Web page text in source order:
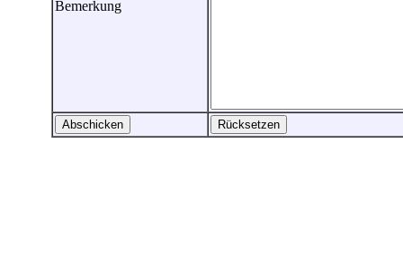
Bemerkung